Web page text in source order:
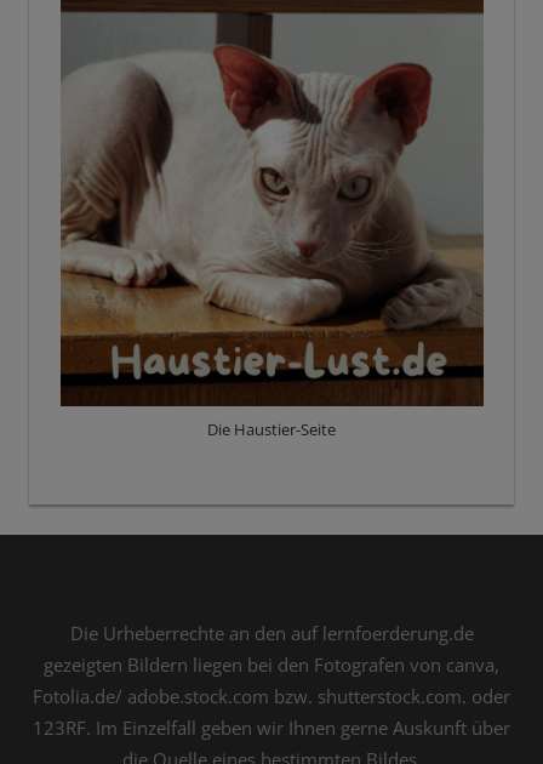
Die Haustier-Seite
Die Urheberrechte an den auf lernfoerderung.de
gezeigten Bildern liegen bei den Fotografen von canva,
Fotolia.de/ adobe.stock.com bzw. shutterstock.com. oder
123RF. Im Einzelfall geben wir Ihnen gerne Auskunft über
die Quelle eines bestimmten Bildes.